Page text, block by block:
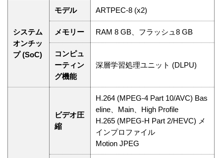
システム
オンチッ
プ (SoC)
モデル ARTPEC-8 (x2)
メモリー RAM 8 GB、フラッシュ8 GB
コンピュ
ーティン
グ機能
深層学習処理ユニット (DLPU)
ビデオ圧
縮
H.264 (MPEG-4 Part 10/AVC) Bas
eline、Main、High Profile
H.265 (MPEG-H Part 2/HEVC) メ
インプロファイル
Motion JPEG